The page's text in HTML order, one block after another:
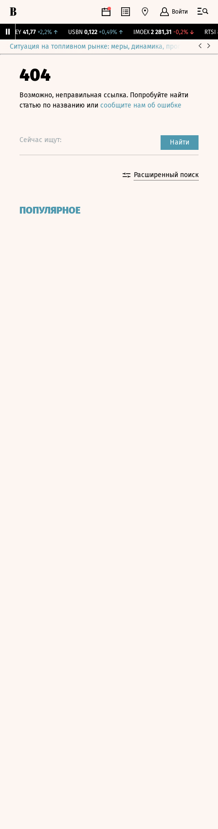
Войти
OKEY 41,77 +2,2%↑ USBN 0,122 +0,49%↑ IMOEX 2 281,31 -0,2%↓ RTSI
Ситуация на топливном рынке: меры, динамика, прогнозы
404
Возможно, неправильная ссылка. Попробуйте найти
статью по названию или сообщите нам об ошибке
Сейчас ищут: Найти
Расширенный поиск
ПОПУЛЯРНОЕ